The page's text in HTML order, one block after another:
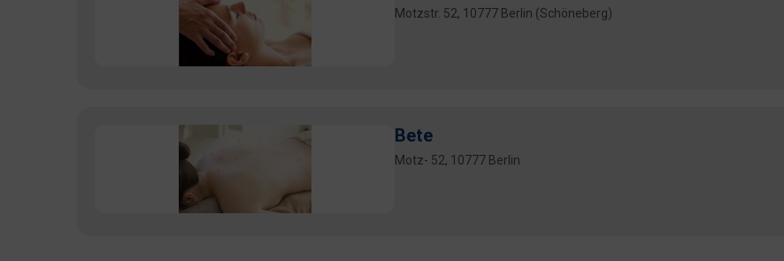
Motzstr. 52, 10777 Berlin (Schöneberg)
Bete
Motz- 52, 10777 Berlin